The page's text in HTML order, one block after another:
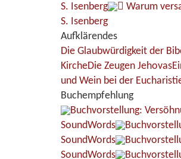
S. Isenberg
Warum
S. Isenberg
Aufklärendes
Die Glaubwürdigkeit der
KircheDie Zeugen Jehovas
und Wein bei der
Buchempfehlung
Buchvorstellung:
SoundWords
SoundWords
SoundWords